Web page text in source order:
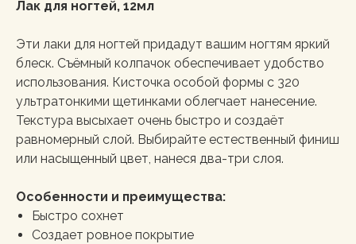
Лак для ногтей, 12мл
Эти лаки для ногтей придадут вашим ногтям яркий
блеск. Съёмный колпачок обеспечивает удобство
использования. Кисточка особой формы с 320
ультратонкими щетинками облегчает нанесение.
Текстура высыхает очень быстро и создаёт
равномерный слой. Выбирайте естественный финиш
или насыщенный цвет, нанеся два-три слоя.
Особенности и преимущества:
Быстро сохнет
Создает ровное покрытие